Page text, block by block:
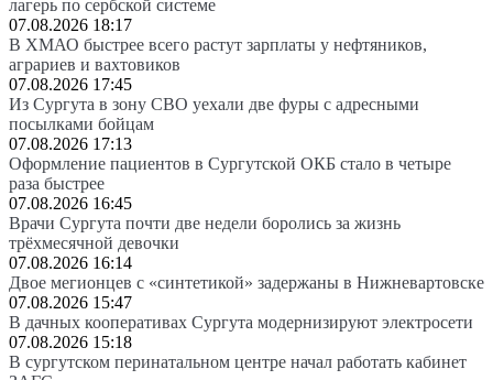
лагерь по сербской системе
07.08.2026 18:17
В ХМАО быстрее всего растут зарплаты у нефтяников,
аграриев и вахтовиков
07.08.2026 17:45
Из Сургута в зону СВО уехали две фуры с адресными
посылками бойцам
07.08.2026 17:13
Оформление пациентов в Сургутской ОКБ стало в четыре
раза быстрее
07.08.2026 16:45
Врачи Сургута почти две недели боролись за жизнь
трёхмесячной девочки
07.08.2026 16:14
Двое мегионцев с «синтетикой» задержаны в Нижневартовске
07.08.2026 15:47
В дачных кооперативах Сургута модернизируют электросети
07.08.2026 15:18
В сургутском перинатальном центре начал работать кабинет